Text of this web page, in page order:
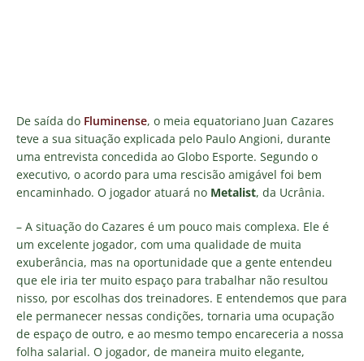
De saída do Fluminense, o meia equatoriano Juan Cazares
teve a sua situação explicada pelo Paulo Angioni, durante
uma entrevista concedida ao Globo Esporte. Segundo o
executivo, o acordo para uma rescisão amigável foi bem
encaminhado. O jogador atuará no Metalist, da Ucrânia.
– A situação do Cazares é um pouco mais complexa. Ele é
um excelente jogador, com uma qualidade de muita
exuberância, mas na oportunidade que a gente entendeu
que ele iria ter muito espaço para trabalhar não resultou
nisso, por escolhas dos treinadores. E entendemos que para
ele permanecer nessas condições, tornaria uma ocupação
de espaço de outro, e ao mesmo tempo encareceria a nossa
folha salarial. O jogador, de maneira muito elegante,